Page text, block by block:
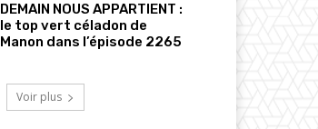
DEMAIN NOUS APPARTIENT :
le top vert céladon de
Manon dans l’épisode 2265
Voir plus